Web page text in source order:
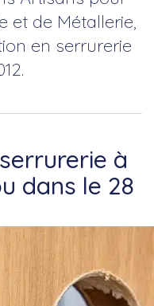
et de Métallerie,
en serrurerie
à
dans le 28